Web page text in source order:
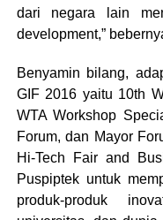
dari negara lain
development,”
Benyamin bilang,
GIF 2016 yaitu 10th
WTA Workshop
Forum, dan Mayor
Hi-Tech Fair and
Puspiptek untuk
produk-produk